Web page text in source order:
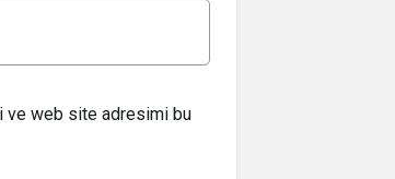
ve web site adresimi bu